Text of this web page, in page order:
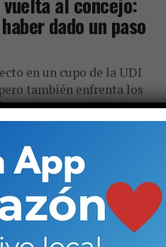
dado un paso
en un cupo de la UDI
también enfrenta los
condena por violencia...
la renuncia a ex
contratado pese a
intrafamiliar